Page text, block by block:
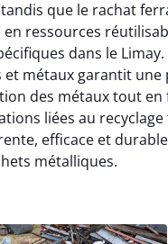
que le rachat
ressources
dans le Limay.
métaux garantit
des métaux tout
liées au
efficace et
métalliques.